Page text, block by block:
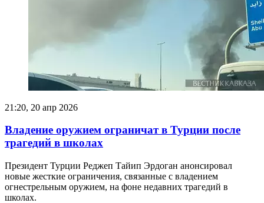
21:20, 20 апр 2026
Владение оружием ограничат в Турции после
трагедий в школах
Президент Турции Реджеп Тайип Эрдоган анонсировал
новые жесткие ограничения, связанные с владением
огнестрельным оружием, на фоне недавних трагедий в
школах.